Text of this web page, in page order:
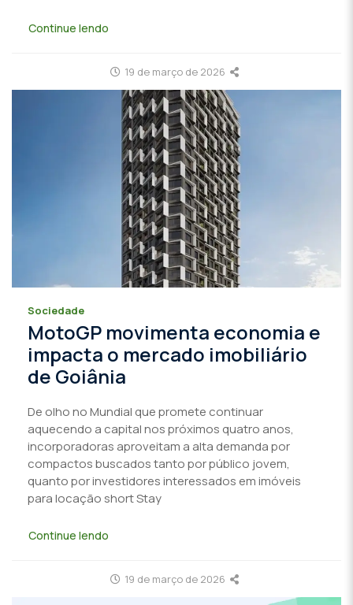
Continue lendo
19 de março de 2026
Sociedade
MotoGP movimenta economia e
impacta o mercado imobiliário
de Goiânia
De olho no Mundial que promete continuar
aquecendo a capital nos próximos quatro anos,
incorporadoras aproveitam a alta demanda por
compactos buscados tanto por público jovem,
quanto por investidores interessados em imóveis
para locação short Stay
Continue lendo
19 de março de 2026